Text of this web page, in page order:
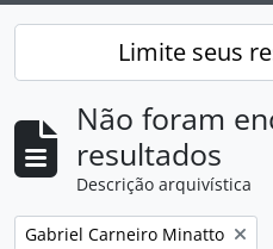
Limite seus
Não foram
resultados
Descrição arquivística
Remover filtro:
Gabriel Carneiro Minatto